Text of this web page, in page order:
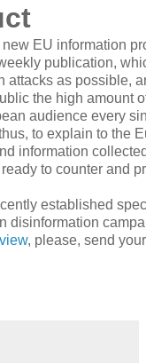
EU information
publication,
attacks as possible,
the high amount
audience every
to explain to the
information
to counter and
established
disinformation
, please, send